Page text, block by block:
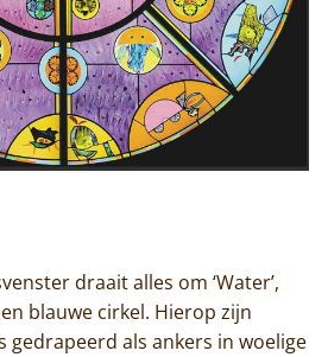
draait alles om ‘Water’,
blauwe cirkel. Hierop zijn
gedrapeerd als ankers in woelige